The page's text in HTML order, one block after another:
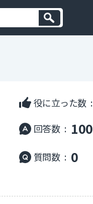
役に立った数 :
回答数 : 100
質問数 : 0